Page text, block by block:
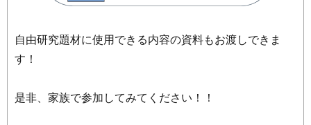
自由研究題材に使用できる内容の資料もお渡しできま
す！
是非、家族で参加してみてください！！